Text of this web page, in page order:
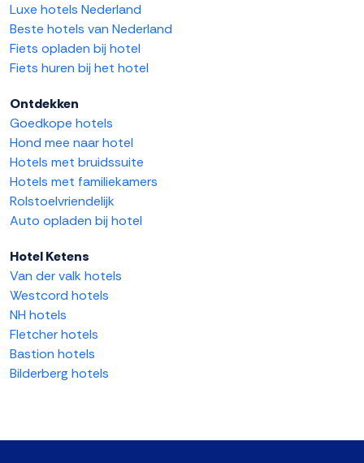
Luxe hotels Nederland
Beste hotels van Nederland
Fiets opladen bij hotel
Fiets huren bij het hotel
Ontdekken
Goedkope hotels
Hond mee naar hotel
Hotels met bruidssuite
Hotels met familiekamers
Rolstoelvriendelijk
Auto opladen bij hotel
Hotel Ketens
Van der valk hotels
Westcord hotels
NH hotels
Fletcher hotels
Bastion hotels
Bilderberg hotels